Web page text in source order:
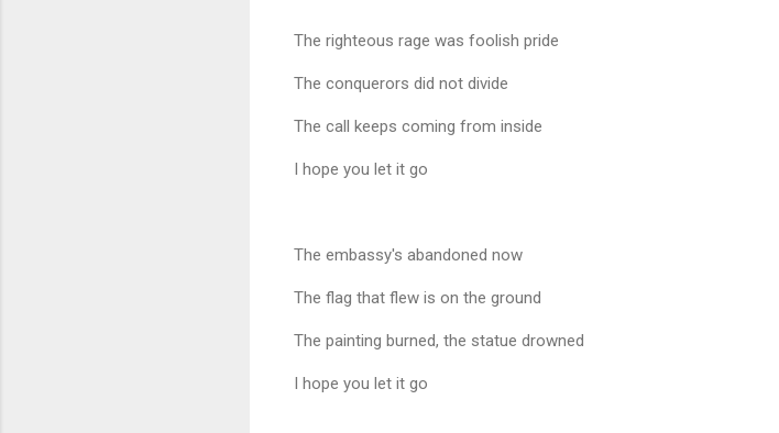
The righteous rage was foolish pride
The conquerors did not divide
The call keeps coming from inside
I hope you let it go
The embassy's abandoned now
The flag that flew is on the ground
The painting burned, the statue drowned
I hope you let it go